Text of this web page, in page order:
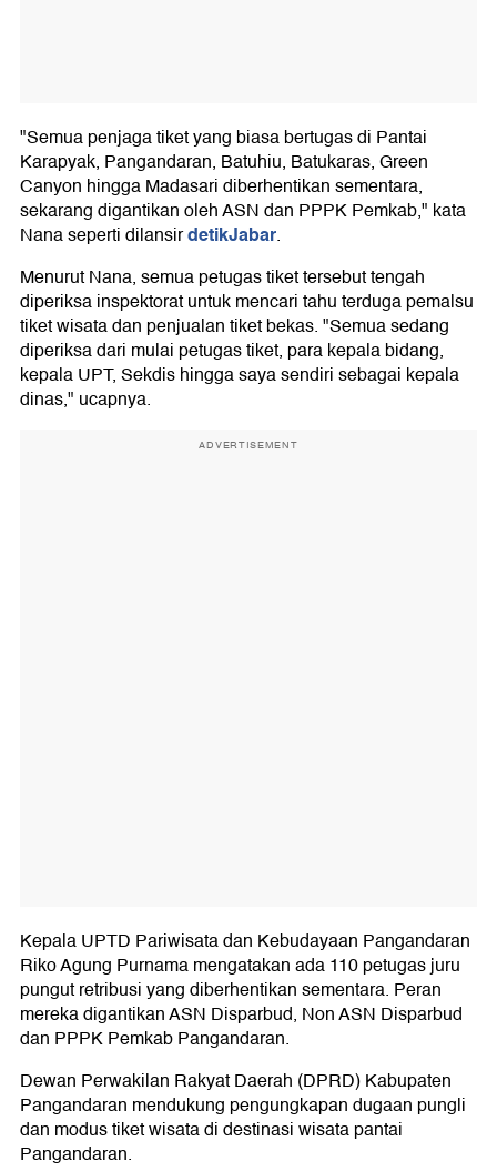
"Semua penjaga tiket yang biasa bertugas di Pantai
Karapyak, Pangandaran, Batuhiu, Batukaras, Green
Canyon hingga Madasari diberhentikan sementara,
sekarang digantikan oleh ASN dan PPPK Pemkab," kata
Nana seperti dilansirdetikJabar.
Menurut Nana, semua petugas tiket tersebut tengah
diperiksa inspektorat untuk mencari tahu terduga pemalsu
tiket wisata dan penjualan tiket bekas. "Semua sedang
diperiksa dari mulai petugas tiket, para kepala bidang,
kepala UPT, Sekdis hingga saya sendiri sebagai kepala
dinas," ucapnya.
ADVERTISEMENT
Kepala UPTD Pariwisata dan Kebudayaan Pangandaran
Riko Agung Purnama mengatakan ada 110 petugas juru
pungut retribusi yang diberhentikan sementara. Peran
mereka digantikan ASN Disparbud, Non ASN Disparbud
dan PPPK Pemkab Pangandaran.
Dewan Perwakilan Rakyat Daerah (DPRD) Kabupaten
Pangandaran mendukung pengungkapan dugaan pungli
dan modus tiket wisata di destinasi wisata pantai
Pangandaran.